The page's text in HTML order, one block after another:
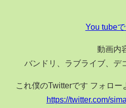
You tube
動画内
バンドリ、ラブライブ、デ
これ僕のTwitterです フォロー
https://twitter.com/